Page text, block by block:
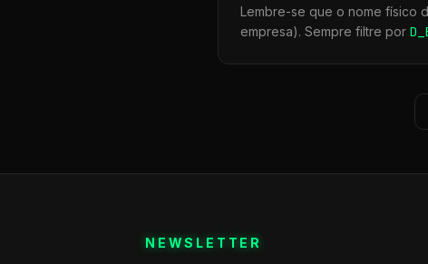
Lembre-se que o nome físico
empresa). Sempre filtre por
NEWSLETTER